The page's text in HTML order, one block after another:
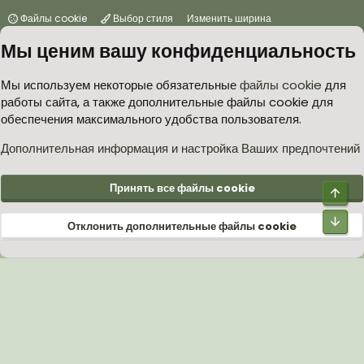
Файлы cookie Выбор стиля Изменить ширина
Условия и правила
Политика в отношении обработки персональных данных
Согласие на обработку персональных данных
Помощь Главная
R
Community platform by XenForo ® © 2010-2026 XenForo Ltd.
Мы ценим вашу конфиденциальность
Мы используем некоторые обязательныефайлы cookie для
работы сайта, а также дополнительные файлы cookie для
обеспечения максимального удобства пользователя.
Дополнительная информация и настройка Ваших предпочтений
Принять все файлы cookie
Отклонить дополнительные файлы cookie